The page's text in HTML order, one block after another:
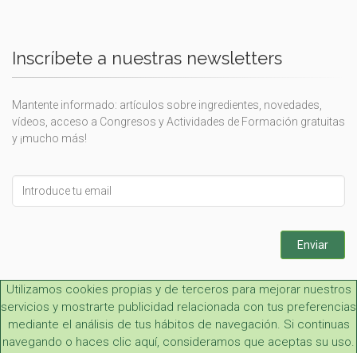
Inscríbete a nuestras newsletters
Mantente informado: artículos sobre ingredientes, novedades,
vídeos, acceso a Congresos y Actividades de Formación gratuitas
y ¡mucho más!
this
field
Enviar
Utilizamos cookies propias y de terceros para mejorar nuestros
servicios y mostrarte publicidad relacionada con tus preferencias
mediante el análisis de tus hábitos de navegación. Si continuas
navegando o haces clic aquí, consideramos que aceptas su uso.